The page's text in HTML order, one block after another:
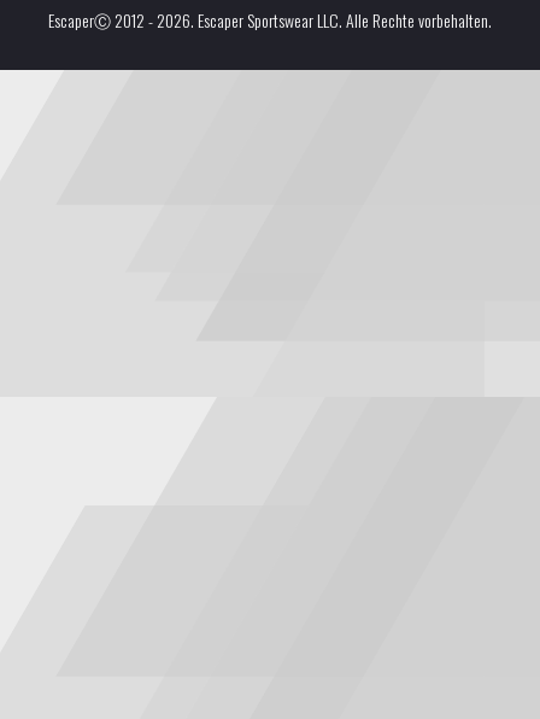
EscaperⒸ 2012 - 2026.Escaper Sportswear LLC. Alle Rechte vorbehalten.